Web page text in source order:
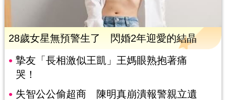
28歲女星無預警生了 閃婚2年迎愛的結晶
摯友「長相激似王凱」王媽眼熟抱著痛
哭！
失智公公偷超商 陳明真崩潰報警親立遺